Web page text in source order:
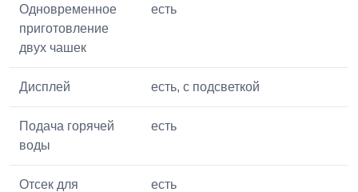
Одновременное
приготовление
двух чашек
есть
Дисплей есть, с подсветкой
Подача горячей
воды
есть
Отсек для
есть